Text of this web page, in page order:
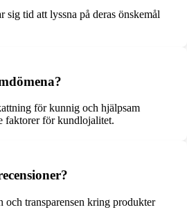
tid att lyssna på deras önskemål
för kunnig och hjälpsam
faktorer för kundlojalitet.
och transparensen kring produkter